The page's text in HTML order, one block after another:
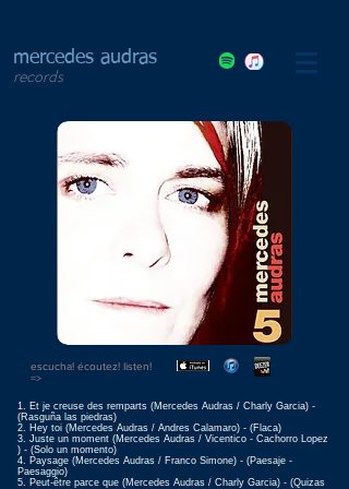
mercedes audras
records
escucha! écoutez! listen!
=>
1. Et je creuse des remparts (Mercedes Audras / Charly Garcia) -
(Rasguña las piedras)
2. Hey toi (Mercedes Audras / Andres Calamaro) - (Flaca)
3. Juste un moment (Mercedes Audras / Vicentico - Cachorro Lopez
) - (Solo un momento)
4. Paysage (Mercedes Audras / Franco Simone) - (Paesaje -
Paesaggio)
5. Peut-être parce que (Mercedes Audras / Charly Garcia) - (Quizas